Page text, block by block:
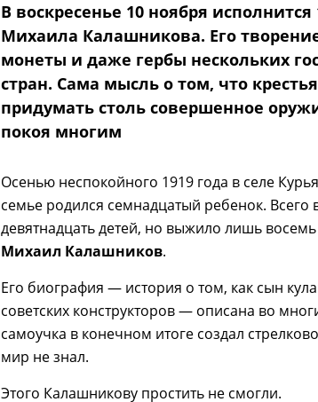
В воскресенье 10 ноября
Михаила Калашникова. Его
монеты и даже гербы нескольких
стран. Сама мысль о том, что
придумать столь совершенное
покоя многим
Осенью неспокойного 1919 года в селе
семье родился семнадцатый ребенок. Всего
девятнадцать детей, но выжило лишь
Михаил Калашников.
Его биография — история о том, как сын
советских конструкторов — описана во
самоучка в конечном итоге создал
мир не знал.
Этого Калашникову простить не смогли.